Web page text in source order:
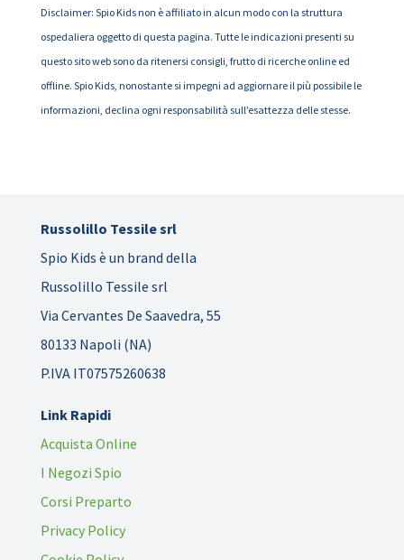
Disclaimer: Spio Kids non è affiliato in alcun modo con la struttura
ospedaliera oggetto di questa pagina. Tutte le indicazioni presenti su
questo sito web sono da ritenersi consigli, frutto di ricerche online ed
offline. Spio Kids, nonostante si impegni ad aggiornare il più possibile le
informazioni, declina ogni responsabilità sull’esattezza delle stesse.
Russolillo Tessile srl
Spio Kids è un brand della
Russolillo Tessile srl
Via Cervantes De Saavedra, 55
80133 Napoli (NA)
P.IVA IT07575260638
Link Rapidi
Acquista Online
I Negozi Spio
Corsi Preparto
Privacy Policy